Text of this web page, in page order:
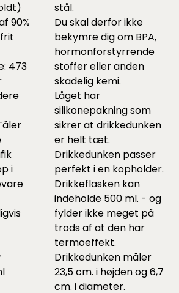
90%
473
i
stål.
Du skal derfor ikke
bekymre dig om BPA,
hormonforstyrrende
stoffer eller anden
skadelig kemi.
Låget har
silikonepakning som
sikrer at drikkedunken
er helt tæt.
Drikkedunken passer
perfekt i en kopholder.
Drikkeflasken kan
indeholde 500 ml. - og
fylder ikke meget på
trods af at den har
termoeffekt.
Drikkedunken måler
23,5 cm. i højden og 6,7
cm. i diameter.